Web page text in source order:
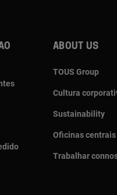
About us
TOUS Group
Cultura
Sustainability
Oficinas centrais
Trabalhar